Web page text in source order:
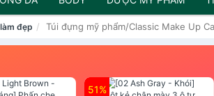
đẹp Túi đựng mỹ phẩm/Classic Make Up
51%